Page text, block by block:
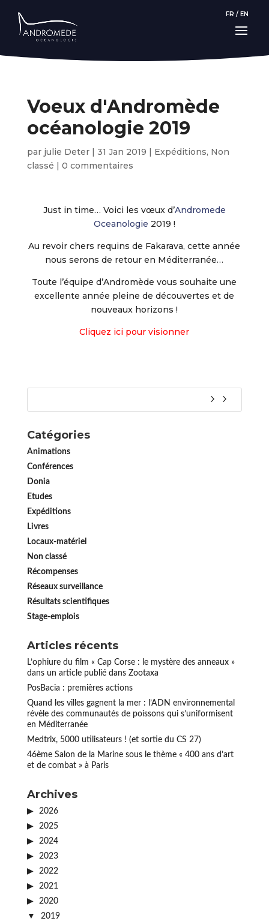
FR / EN
Voeux d'Andromède
océanologie 2019
par julie Deter| 31 Jan 2019 | Expéditions, Non
classé | 0 commentaires
Just in time… Voici les vœux d’Andromede
Oceanologie 2019 !
Au revoir chers requins de Fakarava, cette année
nous serons de retour en Méditerranée…
Toute l’équipe d’Andromède vous souhaite une
excellente année pleine de découvertes et de
nouveaux horizons !
Cliquez ici pour visionner
Catégories
Animations
Conférences
Donia
Etudes
Expéditions
Livres
Locaux-matériel
Non classé
Récompenses
Réseaux surveillance
Résultats scientifiques
Stage-emplois
Articles récents
L’ophiure du film « Cap Corse : le mystère des anneaux »
dans un article publié dans Zootaxa
PosBacia : premières actions
Quand les villes gagnent la mer : l’ADN environnemental
révèle des communautés de poissons qui s’uniformisent
en Méditerranée
Medtrix, 5000 utilisateurs ! (et sortie du CS 27)
46ème Salon de la Marine sous le thème « 400 ans d’art
et de combat » à Paris
Archives
2026
2025
2024
2023
2022
2021
2020
2019